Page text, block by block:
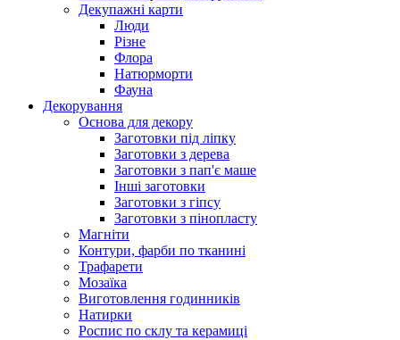
Декупажні карти
Люди
Різне
Флора
Натюрморти
Фауна
Декорування
Основа для декору
Заготовки під ліпку
Заготовки з дерева
Заготовки з пап'є маше
Інші заготовки
Заготовки з гіпсу
Заготовки з пінопласту
Магніти
Контури, фарби по тканині
Трафарети
Мозаїка
Виготовлення годинників
Натирки
Роспис по склу та керамиці